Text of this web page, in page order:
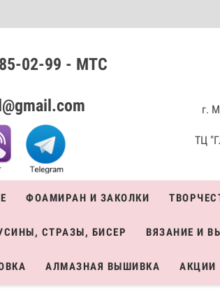
02-99 - МТС
г.
ТЦ
ФОАМИРАН И ЗАКОЛКИ
СТРАЗЫ, БИСЕР ВЯЗАНИЕ И
АЛМАЗНАЯ ВЫШИВКА АКЦИИ